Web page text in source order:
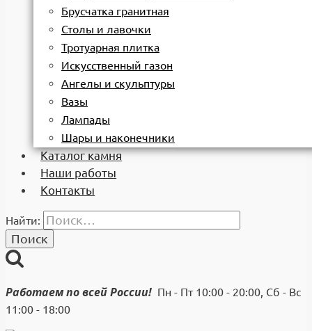
Брусчатка гранитная
Столы и лавочки
Тротуарная плитка
Искусственный газон
Ангелы и скульптуры
Вазы
Лампады
Шары и наконечники
Каталог камня
Наши работы
Контакты
Найти:
Работаем по всей России! Пн - Пт 10:00 - 20:00, Сб - Вс
11:00 - 18:00